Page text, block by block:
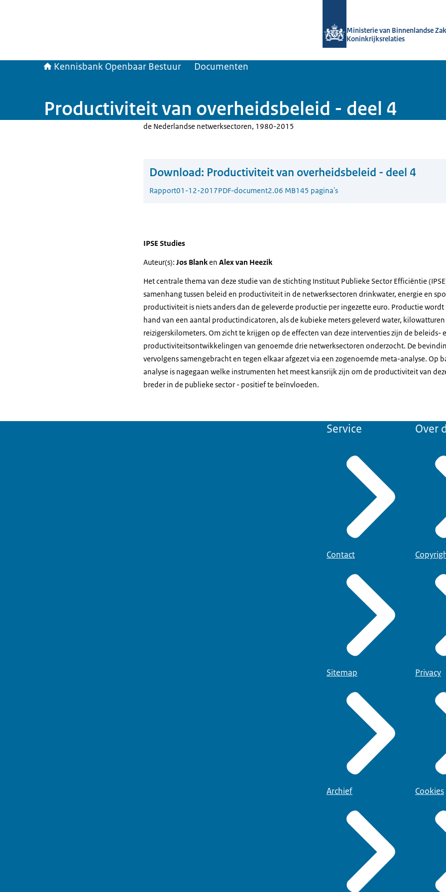
Ministerie van Binnenlandse
Koninkrijksrelaties
Kennisbank Openbaar Bestuur Documenten
Productiviteit van overheidsbeleid - deel 4
de Nederlandse netwerksectoren, 1980-2015
Download: Productiviteit van overheidsbeleid - deel 4
Rapport01-12-2017PDF-document2.06 MB145 pagina's
IPSE Studies
Auteur(s): Jos Blanken Alex van Heezik
Het centrale thema van deze studie van de stichting Instituut Publieke Sector Efficiëntie
samenhang tussen beleid en productiviteit in de netwerksectoren drinkwater, energie en
productiviteit is niets anders dan de geleverde productie per ingezette euro. Productie
hand van een aantal productindicatoren, als de kubieke meters geleverd water,
reizigerskilometers. Om zicht te krijgen op de effecten van deze interventies zijn de beleids-
productiviteitsontwikkelingen van genoemde drie netwerksectoren onderzocht. De
vervolgens samengebracht en tegen elkaar afgezet via een zogenoemde meta-analyse. Op
analyse is nagegaan welke instrumenten het meest kansrijk zijn om de productiviteit van
breder in de publieke sector - positief te beïnvloeden.
Service
Contact
Sitemap
Archief
Over
Privacy
Cookies